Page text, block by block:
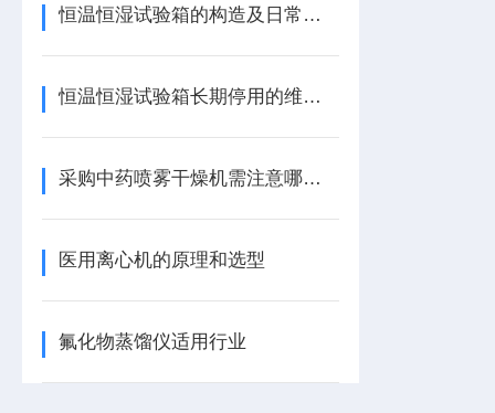
恒温恒湿试验箱的构造及日常护理方法
恒温恒湿试验箱长期停用的维护方案
采购中药喷雾干燥机需注意哪些要点
医用离心机的原理和选型
氟化物蒸馏仪适用行业